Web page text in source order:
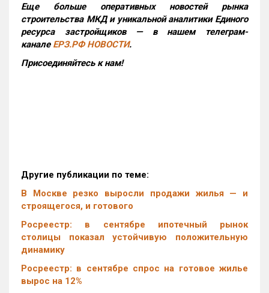
Еще больше оперативных новостей рынка
строительства МКД и уникальной аналитики Единого
ресурса застройщиков — в нашем телеграм-
канале ЕРЗ.РФ НОВОСТИ.
Присоединяйтесь к нам!
Другие публикации по теме:
В Москве резко выросли продажи жилья — и
строящегося, и готового
Росреестр: в сентябре ипотечный рынок
столицы показал устойчивую положительную
динамику
Росреестр: в сентябре спрос на готовое жилье
вырос на 12%